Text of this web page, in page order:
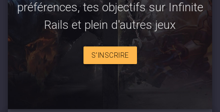
préférences, tes objectifs sur Infinite
Rails et plein d'autres jeux
S'INSCRIRE